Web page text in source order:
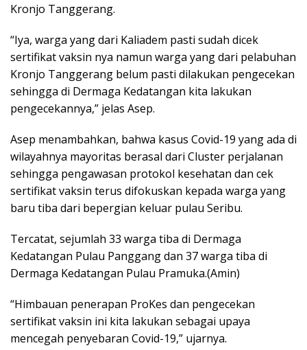
Kronjo Tanggerang.
“Iya, warga yang dari Kaliadem pasti sudah dicek
sertifikat vaksin nya namun warga yang dari pelabuhan
Kronjo Tanggerang belum pasti dilakukan pengecekan
sehingga di Dermaga Kedatangan kita lakukan
pengecekannya,” jelas Asep.
Asep menambahkan, bahwa kasus Covid-19 yang ada di
wilayahnya mayoritas berasal dari Cluster perjalanan
sehingga pengawasan protokol kesehatan dan cek
sertifikat vaksin terus difokuskan kepada warga yang
baru tiba dari bepergian keluar pulau Seribu.
Tercatat, sejumlah 33 warga tiba di Dermaga
Kedatangan Pulau Panggang dan 37 warga tiba di
Dermaga Kedatangan Pulau Pramuka.(Amin)
“Himbauan penerapan ProKes dan pengecekan
sertifikat vaksin ini kita lakukan sebagai upaya
mencegah penyebaran Covid-19,” ujarnya.